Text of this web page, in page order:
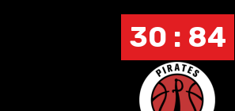
30 : 84